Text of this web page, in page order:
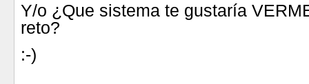
Y/o ¿Que sistema te gustaría
reto?
:-)